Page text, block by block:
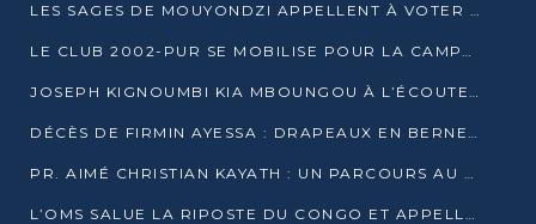
LES SAGES DE MOUYONDZI APPELLENT À VOTER DENIS SASSOU-NGUESSO
LE CLUB 2002-PUR SE MOBILISE POUR LA CAMPAGNE
JOSEPH KIGNOUMBI KIA MBOUNGOU À L’ÉCOUTE DE TALANGAÏ
DÉCÈS DE FIRMIN AYESSA : DRAPEAUX EN BERNE LUNDI
PR. AIMÉ CHRISTIAN KAYATH : UN PARCOURS AU SERVICE DE LA RECHERCHE ET DE L’INNOVATION
L’OMS SALUE LA RIPOSTE DU CONGO ET APPELLE À DES RÉFORMES DURABLES